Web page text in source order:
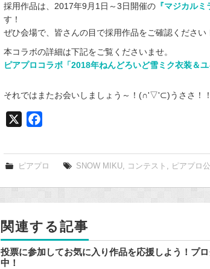
採用作品は、2017年9月1日～3日開催の 『マジカルミ
す！
ぜひ会場で、皆さんの目で採用作品をご確認ください
本コラボの詳細は下記をご覧くださいませ。
ピアプロコラボ「2018年ねんどろいど雪ミク衣装＆
それではまたお会いしましょう～！(∩'▽'⊂)うささ！！
e
k
ピアプロ SNOW MIKU コンテスト ピアプロ
関連する記事
投票に参加してお気に入り作品を応援しよう！プ
中！